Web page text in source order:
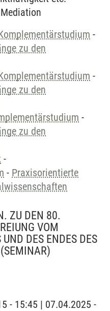
-
zu den
-
zu den
-
zu den
-
- Praxisorientierte
ZU DEN 80.
VOM
DES ENDES DES
(SEMINAR)
- 15:45 | 07.04.2025 -